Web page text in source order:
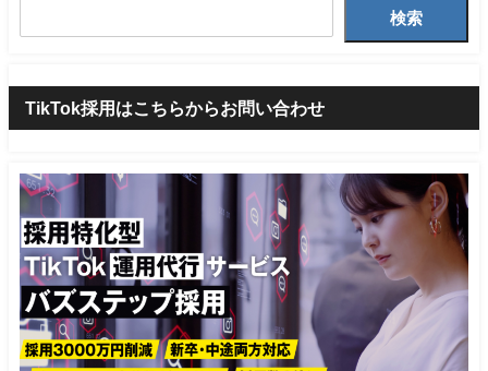
検索
TikTok採用はこちらからお問い合わせ